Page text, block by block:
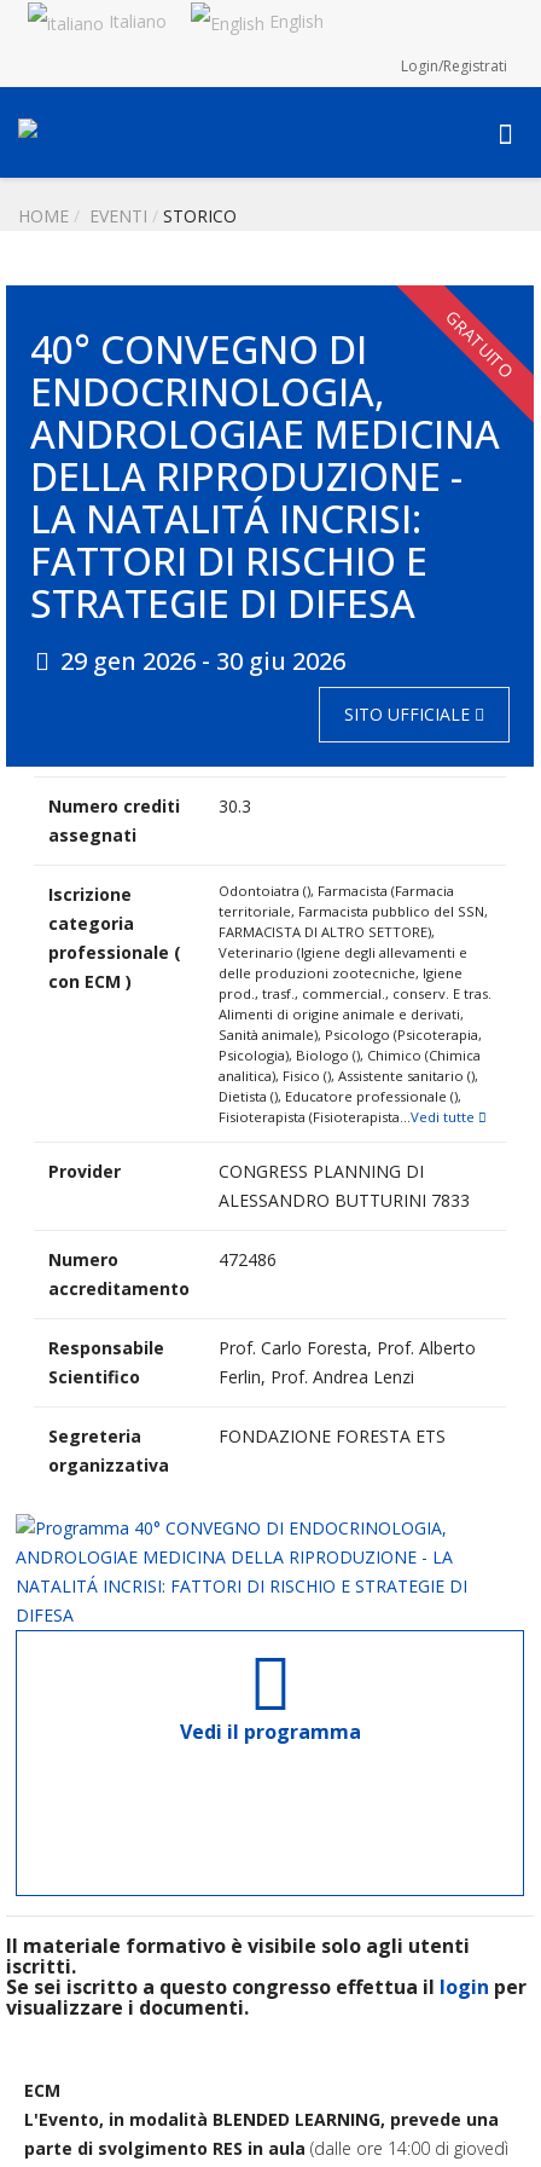
Italiano English
Login/Registrati
HOME EVENTI STORICO
40° CONVEGNO DI
ENDOCRINOLOGIA,
ANDROLOGIAE MEDICINA
DELLA RIPRODUZIONE -
LA NATALITÁ INCRISI:
FATTORI DI RISCHIO E
STRATEGIE DI DIFESA
29 gen 2026 - 30 giu 2026
SITO UFFICIALE
GRATUITO
Numero crediti
assegnati
30.3
Iscrizione
categoria
professionale (
con ECM )
Odontoiatra (), Farmacista (Farmacia
territoriale, Farmacista pubblico del SSN,
FARMACISTA DI ALTRO SETTORE),
Veterinario (Igiene degli allevamenti e
delle produzioni zootecniche, Igiene
prod., trasf., commercial., conserv. E tras.
Alimenti di origine animale e derivati,
Sanità animale), Psicologo (Psicoterapia,
Psicologia), Biologo (), Chimico (Chimica
analitica), Fisico (), Assistente sanitario (),
Dietista (), Educatore professionale (),
Fisioterapista (Fisioterapista...Vedi tutte
Provider
CONGRESS PLANNING DI
ALESSANDRO BUTTURINI 7833
Numero
accreditamento
472486
Responsabile
Scientifico
Prof. Carlo Foresta, Prof. Alberto
Ferlin, Prof. Andrea Lenzi
Segreteria
organizzativa
FONDAZIONE FORESTA ETS
Vedi il programma
Il materiale formativo è visibile solo agli utenti
iscritti.
Se sei iscritto a questo congresso effettua il login per
visualizzare i documenti.
ECM
L'Evento, in modalità BLENDED LEARNING, prevede una
parte di svolgimento RES in aula (dalle ore 14:00 di giovedì